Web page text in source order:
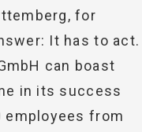
for
It has to act.
can boast
in its success
employees from